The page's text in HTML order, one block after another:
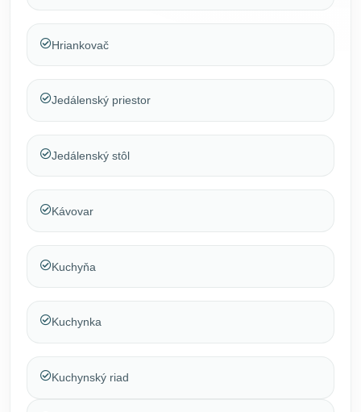
Hriankovač
Jedálenský priestor
Jedálenský stôl
Kávovar
Kuchyňa
Kuchynka
Kuchynský riad